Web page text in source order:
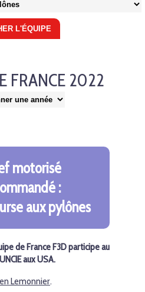
FRANCE 2022
motorisé
:
aux pylônes
de France F3D participe au
aux USA.
Lemonnier.